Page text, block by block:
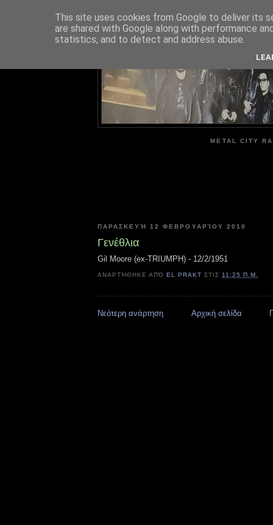
METAL CITY
ΠΑΡΑΣΚΕΥΉ 12 ΦΕΒΡΟΥΑΡΊΟΥ 2010
Γενέθλια
Gil Moore (ex-TRIUMPH) - 12/2/1951
ΑΝΑΡΤΉΘΗΚΕ ΑΠΌEL PRAKT ΣΤΙΣ11:25 Π.Μ.
Νεότερη ανάρτηση Αρχική σελίδα
This site uses cookies from Google to deliver its
are shared with Google along with performance
statistics, and to detect and address abuse.